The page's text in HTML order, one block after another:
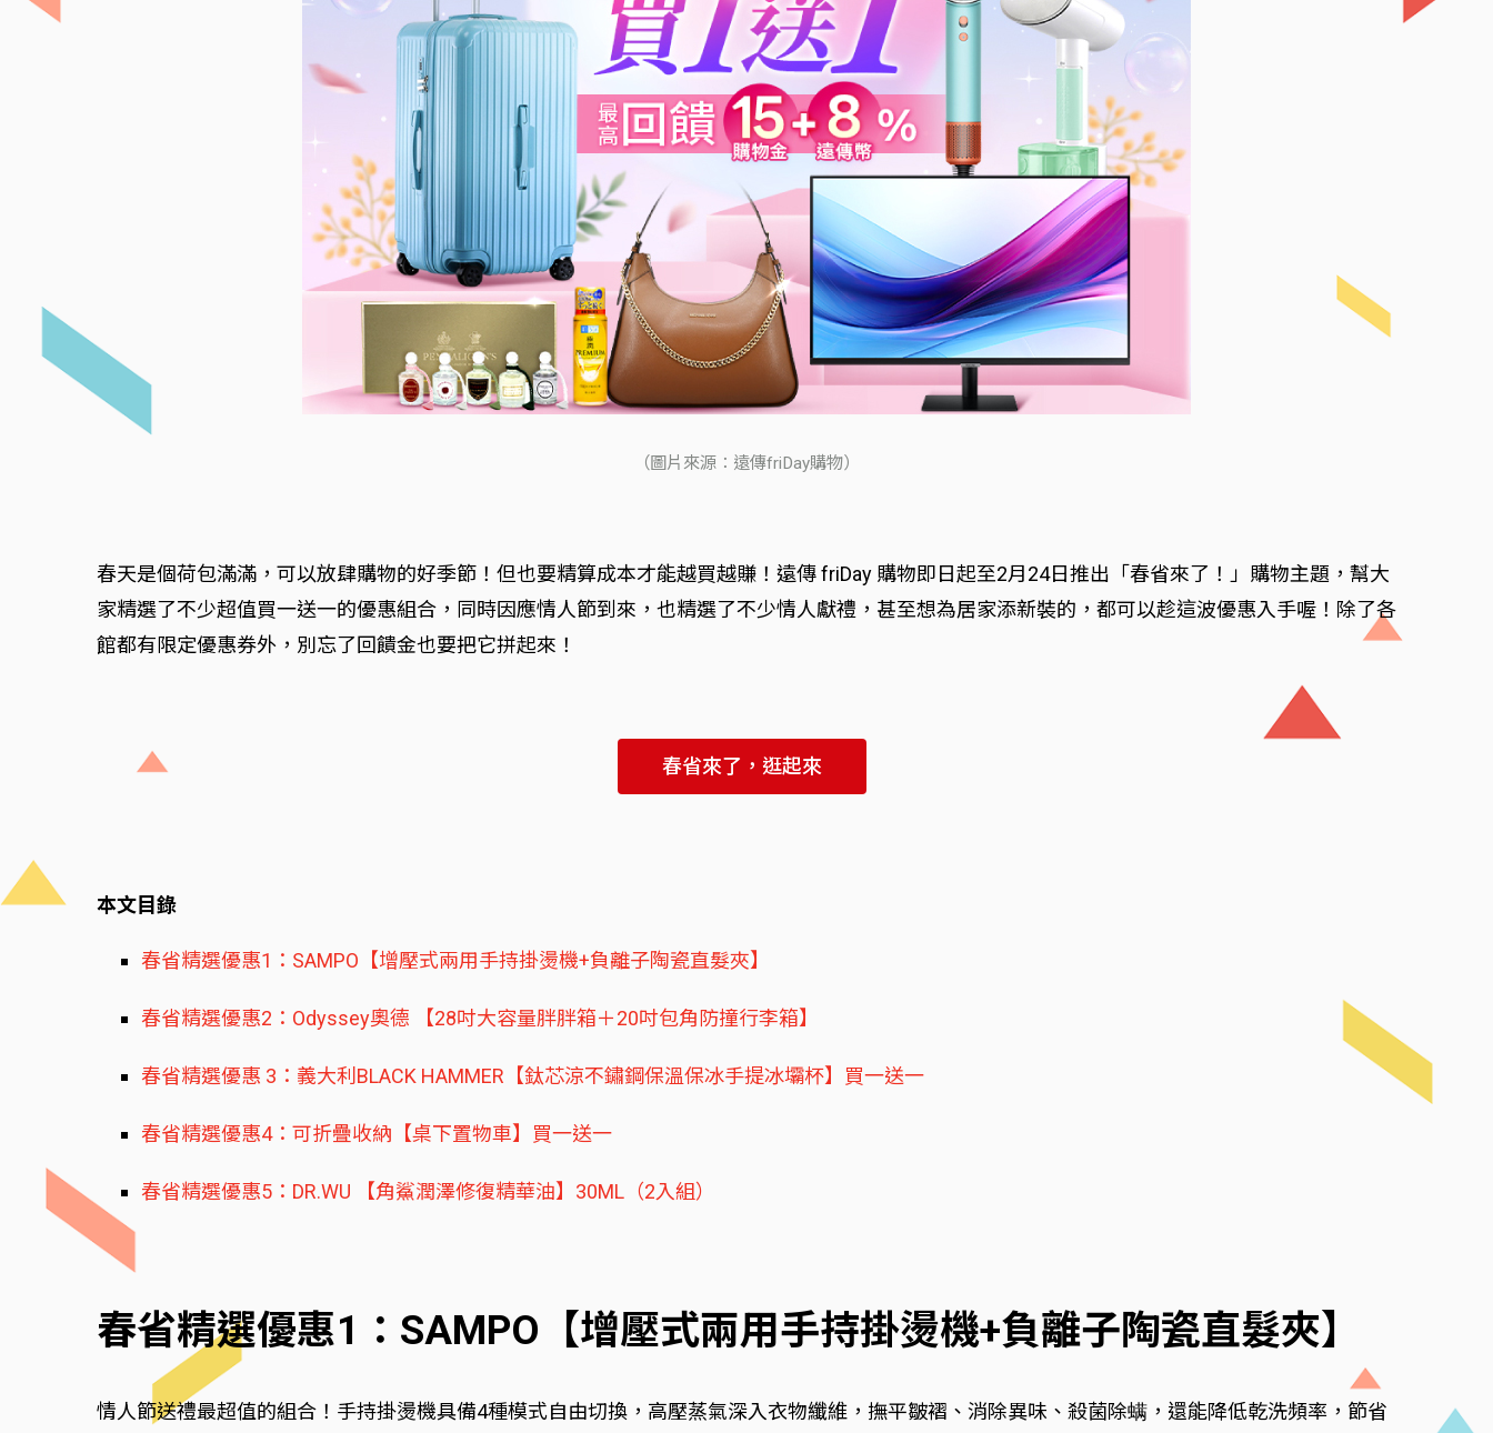
（圖片來源：遠傳friDay購物）
春天是個荷包滿滿，可以放肆購物的好季節！但也要精算成本才能越買越賺！遠傳 friDay 購物即日起至2月24日推出「春省來了！」購物主題，幫大
家精選了不少超值買一送一的優惠組合，同時因應情人節到來，也精選了不少情人獻禮，甚至想為居家添新裝的，都可以趁這波優惠入手喔！除了各
館都有限定優惠券外，別忘了回饋金也要把它拼起來！
春省來了，逛起來
本文目錄
春省精選優惠1：SAMPO【增壓式兩用手持掛燙機+負離子陶瓷直髮夾】
春省精選優惠2：Odyssey奧德 【28吋大容量胖胖箱＋20吋包角防撞行李箱】
春省精選優惠 3：義大利BLACK HAMMER【鈦芯涼不鏽鋼保溫保冰手提冰壩杯】買一送一
春省精選優惠4：可折疊收納【桌下置物車】買一送一
春省精選優惠5：DR.WU 【角鯊潤澤修復精華油】30ML（2入組）
春省精選優惠1：SAMPO【增壓式兩用手持掛燙機+負離子陶瓷直髮夾】
情人節送禮最超值的組合！手持掛燙機具備4種模式自由切換，高壓蒸氣深入衣物纖維，撫平皺褶、消除異味、殺菌除螨，還能降低乾洗頻率，節省